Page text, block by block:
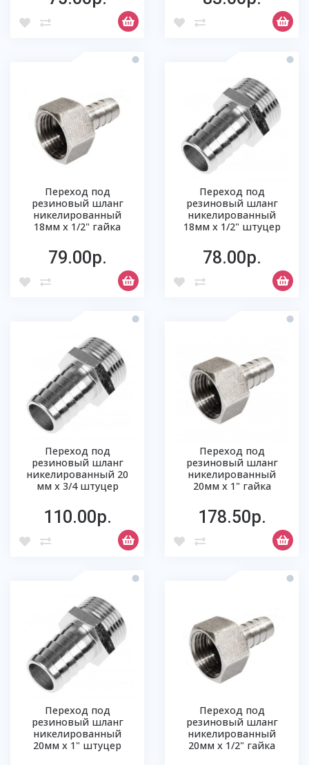
Переход под
резиновый шланг
никелированный
18мм х 1/2" гайка
79.00р.
Переход под
резиновый шланг
никелированный
18мм х 1/2" штуцер
78.00р.
Переход под
резиновый шланг
никелированный 20
мм х 3/4 штуцер
110.00р.
Переход под
резиновый шланг
никелированный
20мм х 1" гайка
178.50р.
Переход под
резиновый шланг
никелированный
20мм х 1" штуцер
Переход под
резиновый шланг
никелированный
20мм х 1/2" гайка